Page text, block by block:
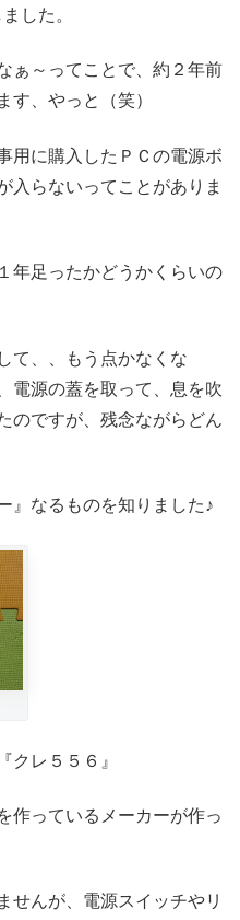
した。
ぁ～ってことで、約２年前
す、やっと（笑）
用に購入したＰＣの電源ボ
入らないってことがありま
年足ったかどうかくらいの
て、、もう点かなくな
電源の蓋を取って、息を吹
のですが、残念ながらどん
』なるものを知りました♪
クレ５５６』
作っているメーカーが作っ
せんが、電源スイッチやリ